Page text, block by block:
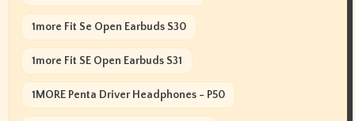
1more Fit Se Open Earbuds S30
1more Fit SE Open Earbuds S31
1MORE Penta Driver Headphones - P50